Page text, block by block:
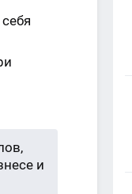
и